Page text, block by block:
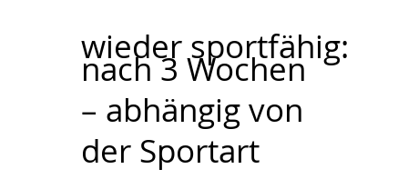
wieder sportfähig:
nach 3 Wochen
– abhängig von
der Sportart